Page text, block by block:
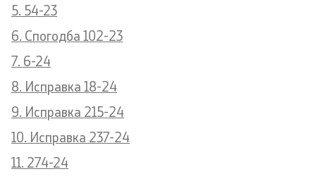
Security of Classified Information and Cooperation with
Informatics and Telecommunications
Finance
General and Common Affairs
Offenses
5. 54-23
6. Спогодба 102-23
7. 6-24
8. Исправка 18-24
9. Исправка 215-24
10. Исправка 237-24
11. 274-24